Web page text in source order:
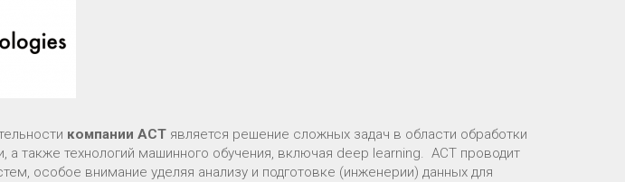
компании АСТ является решение сложных задач в области обработки
также технологий машинного обучения, включая deep learning. АСТ проводит
особое внимание уделяя анализу и подготовке (инженерии) данных для